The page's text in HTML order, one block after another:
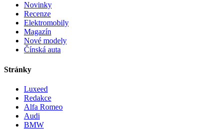
Novinky
Recenze
Elektromobily
Magazín
Nové modely
Čínská auta
Stránky
Luxeed
Redakce
Alfa Romeo
Audi
BMW